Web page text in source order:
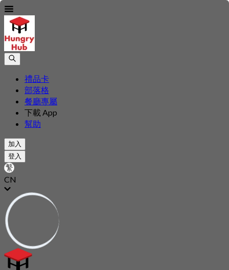
禮品卡
部落格
餐廳專屬
下載 App
幫助
加入
登入
CN